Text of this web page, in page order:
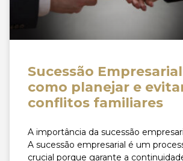
Sucessão
como planejar e
conflitos familiares
A importância da sucessão
A sucessão empresarial é um
crucial porque garante a